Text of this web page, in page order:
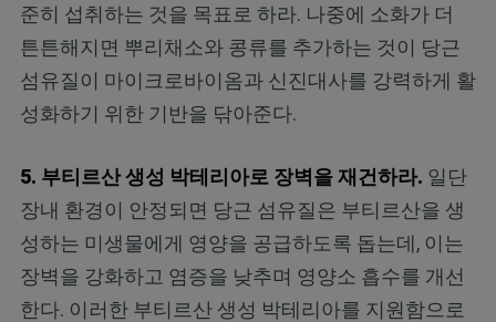
준히 섭취하는 것을 목표로 하라. 나중에 소화가 더
튼튼해지면 뿌리채소와 콩류를 추가하는 것이 당근
섬유질이 마이크로바이옴과 신진대사를 강력하게 활
성화하기 위한 기반을 닦아준다.
5. 부티르산 생성 박테리아로 장벽을 재건하라. 일단
장내 환경이 안정되면 당근 섬유질은 부티르산을 생
성하는 미생물에게 영양을 공급하도록 돕는데, 이는
장벽을 강화하고 염증을 낮추며 영양소 흡수를 개선
한다. 이러한 부티르산 생성 박테리아를 지원함으로